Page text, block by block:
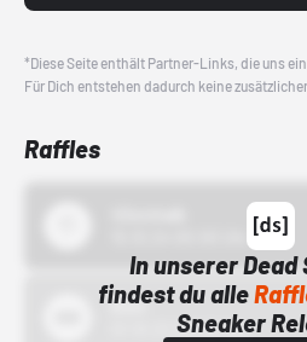
*Diese Seite enthält Partner-Links, die uns
Für Dich entstehen dadurch keine
Raffles
In unserer Dead
findest du alle
Sneaker
Bstn
01.10.22 00:00 Uhr